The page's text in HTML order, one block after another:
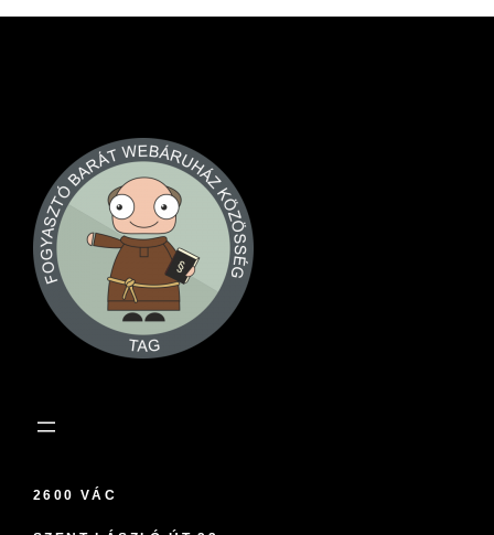
2600 VÁC